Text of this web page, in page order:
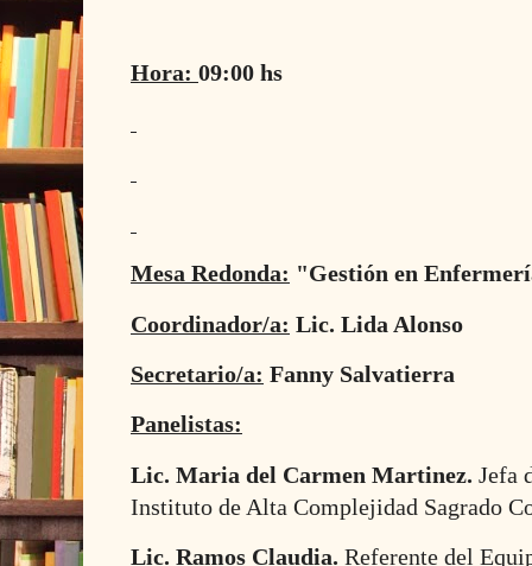
Hora: 09:00 hs
Mesa Redonda: "Gestión en
Coordinador/a: Lic. Lida Alonso
Secretario/a: Fanny Salvatierra
Panelistas:
Lic. Maria del Carmen Martinez. Jefa
Instituto de Alta Complejidad Sagrado
Lic. Ramos Claudia. Referente del